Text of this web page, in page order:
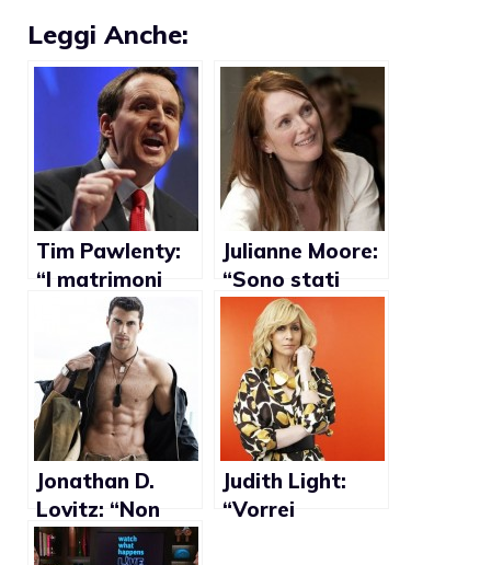
Leggi Anche:
Tim Pawlenty:
“I matrimoni
gay vanno
contro tutti i
valori della
società”
Julianne Moore:
“Sono stati
compiuti molti
passi a favore
dell’omosessual
ità, ma c’è
ancora tanto
da fare”
Jonathan D.
Lovitz: “Non
sono
Judith Light:
“Vorrei